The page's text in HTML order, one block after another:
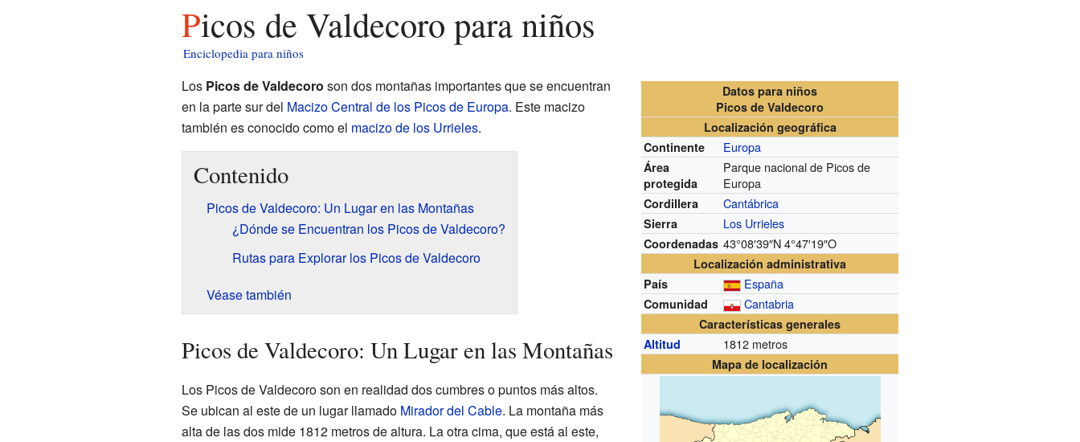
Picos de Valdecoro para niños
Enciclopedia para niños
Datos para niños
Picos de Valdecoro
Localización geográfica
Continente
Europa
Área
protegida
Parque nacional de Picos de
Europa
Cordillera Cantábrica
Sierra Los Urrieles
Coordenadas 43°08′39″N 4°47′19″O
Localización administrativa
País
España
Comunidad Cantabria
Características generales
Altitud
1812 metros
Mapa de localización
Los Picos de Valdecoro son dos montañas importantes que se encuentran
en la parte sur del Macizo Central de los Picos de Europa. Este macizo
también es conocido como el macizo de los Urrieles.
Contenido
Picos de Valdecoro: Un Lugar en las Montañas
¿Dónde se Encuentran los Picos de Valdecoro?
Rutas para Explorar los Picos de Valdecoro
Véase también
Picos de Valdecoro: Un Lugar en las Montañas
Los Picos de Valdecoro son en realidad dos cumbres o puntos más altos.
Se ubican al este de un lugar llamado Mirador del Cable. La montaña más
alta de las dos mide 1812 metros de altura. La otra cima, que está al este,